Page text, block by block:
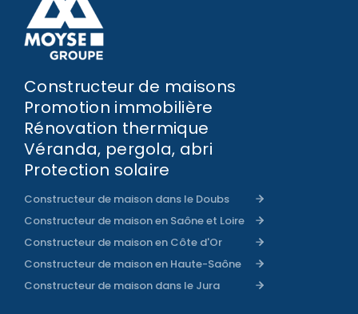
Constructeur de maisons
Promotion immobilière
Rénovation thermique
Véranda, pergola, abri
Protection solaire
Constructeur de maison dans le Doubs
Constructeur de maison en Saône et Loire
Constructeur de maison en Côte d'Or
Constructeur de maison en Haute-Saône
Constructeur de maison dans le Jura